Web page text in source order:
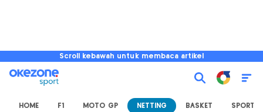
Scroll kebawah untuk membaca artikel
HOME F1 MOTO GP NETTING BASKET SPORT